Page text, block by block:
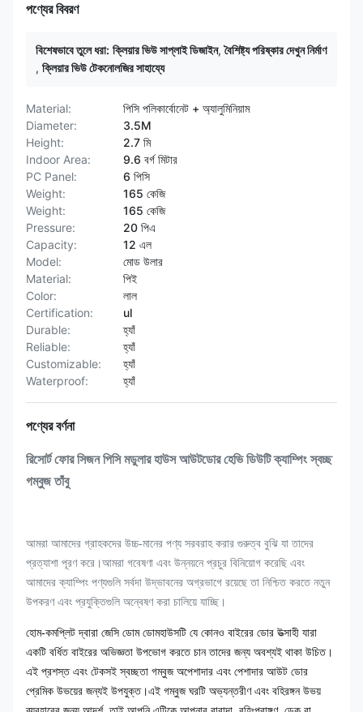
পণ্যের বিবরণ
বিশেষভাবে তুলে ধরা: ক্লিয়ার ভিউ সাপ্লাই ডিজাইন,বৈশিষ্ট্য পরিষ্কার দেখুন নির্মাণ
, ক্লিয়ার ভিউ টেকনোলজির সাহায্যে
Material:
পিসি পলিকার্বোনেট + অ্যালুমিনিয়াম
Diameter:
3.5M
Height:
2.7 মি
Indoor Area:
9.6 বর্গ মিটার
PC Panel:
6 পিসি
Weight:
165 কেজি
Weight:
165 কেজি
Pressure:
20 পিএ
Capacity:
12 এল
Model:
মোড উলার
Material:
পিই
Color:
লাল
Certification:
ul
Durable:
হ্যাঁ
Reliable:
হ্যাঁ
Customizable:
হ্যাঁ
Waterproof:
হ্যাঁ
পণ্যের বর্ণনা
রিসোর্ট ফোর সিজন পিসি মডুলার হাউস আউটডোর হেভি ডিউটি ​​ক্যাম্পিং স্বচ্ছ
গম্বুজ তাঁবু
আমরা আমাদের গ্রাহকদের উচ্চ-মানের পণ্য সরবরাহ করার গুরুত্ব বুঝি যা তাদের
প্রত্যাশা পূরণ করে।আমরা গবেষণা এবং উন্নয়নে প্রচুর বিনিয়োগ করেছি এবং
আমাদের ক্যাম্পিং পণ্যগুলি সর্বদা উদ্ভাবনের অগ্রভাগে রয়েছে তা নিশ্চিত করতে নতুন
উপকরণ এবং প্রযুক্তিগুলি অন্বেষণ করা চালিয়ে যাচ্ছি।
হোম-কমপ্লিট দ্বারা জেসি ডোম ডোমহাউসটি যে কোনও বাইরের ডোর উত্সাহী যারা
একটি বর্ধিত বাইরের অভিজ্ঞতা উপভোগ করতে চান তাদের জন্য অবশ্যই থাকা উচিত।
এই প্রশস্ত এবং টেকসই স্বচ্ছতা গম্বুজ অপেশাদার এবং পেশাদার আউট ডোর
প্রেমিক উভয়ের জন্যই উপযুক্ত।এই গম্বুজ ঘরটি অভ্যন্তরীণ এবং বহিরঙ্গন উভয়